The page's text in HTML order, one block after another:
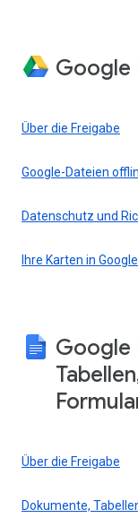
Google
Über die Freigabe
Google-Dateien
Datenschutz und
Ihre Karten in
Google
Über die Freigabe
Dokumente,